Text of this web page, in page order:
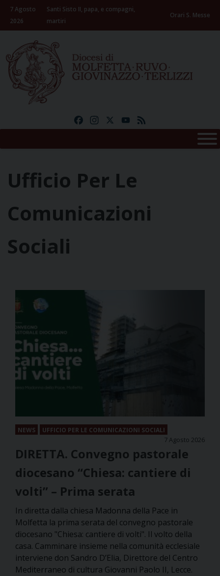
Skip
content
7 Agosto
2026
Santi Sisto II, papa, e compagni,
martiri
Orari S. Messe
FacebookInstagramYouTube
Ufficio Per Le
Comunicazioni
Sociali
NEWS UFFICIO PER LE COMUNICAZIONI SOCIALI
7 Agosto 2026
DIRETTA. Convegno pastorale
diocesano “Chiesa: cantiere di
volti” – Prima serata
In diretta dalla chiesa Madonna della Pace in
Molfetta la prima serata del convegno pastorale
diocesano "Chiesa: cantiere di volti". Il volto della
casa. Camminare insieme nella comunità ecclesiale
interviene don Sandro D’Elia, Direttore del Centro
Mediterraneo di cultura Giovanni Paolo II, Lecce.